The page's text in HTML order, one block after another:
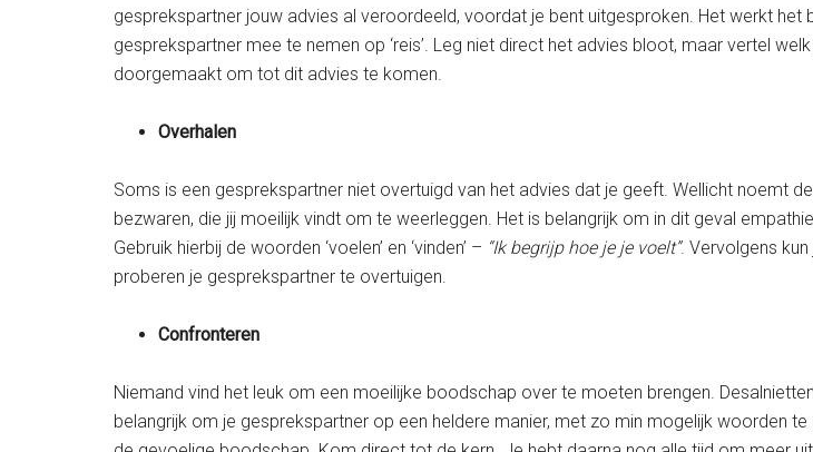
gesprekspartner jouw advies al veroordeeld, voordat je bent uitgesproken. Het werkt het
gesprekspartner mee te nemen op ‘reis’. Leg niet direct het advies bloot, maar vertel
doorgemaakt om tot dit advies te komen.
Overhalen
Soms is een gesprekspartner niet overtuigd van het advies dat je geeft. Wellicht noemt
bezwaren, die jij moeilijk vindt om te weerleggen. Het is belangrijk om in dit geval
Gebruik hierbij de woorden ‘voelen’ en ‘vinden’ – “Ik begrijp hoe je je voelt”. Vervolgens
proberen je gesprekspartner te overtuigen.
Confronteren
Niemand vind het leuk om een moeilijke boodschap over te moeten brengen.
belangrijk om je gesprekspartner op een heldere manier, met zo min mogelijk woorden